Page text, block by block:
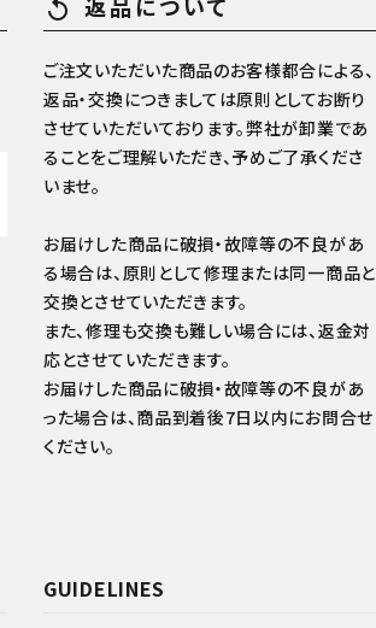
replay
ご注文いただいた商品のお客様都合による、
返品・交換につきましては原則としてお断り
させていただいております。弊社が卸業であ
ることをご理解いただき、予めご了承くださ
いませ。
お届けした商品に破損・故障等の不良があ
る場合は、原則として修理または同一商品と
交換とさせていただきます。
また、修理も交換も難しい場合には、返金対
応とさせていただきます。
お届けした商品に破損・故障等の不良があ
った場合は、商品到着後7日以内にお問合せ
ください。
GUIDELINES